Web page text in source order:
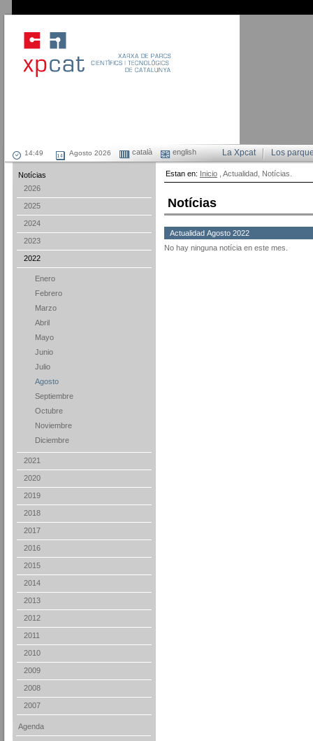
Agosto 2026 català english Los
La Xpcat
Notícias
2026
2025
2024
2023
2022
Enero
Febrero
Marzo
Abril
Mayo
Junio
Julio
Agosto
Septiembre
Octubre
Noviembre
Diciembre
2021
2020
2019
2018
2017
2016
2015
2014
2013
2012
2011
2010
2009
2008
2007
Agenda
Estan en: Inicio , Actualidad, Notícias.
Notícias
Actualidad Agosto 2022
No hay ninguna notícia en este mes.